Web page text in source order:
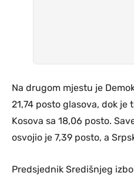
Na drugom mjestu je
21,74 posto glasova, dok je
Kosova sa 18,06 posto.
osvojio je 7,39 posto, a
Predsjednik Središnjeg